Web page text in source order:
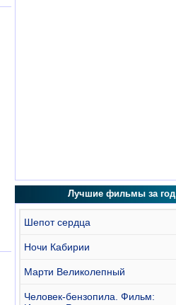
Лучшие фильмы за год
Шепот сердца
Ночи Кабирии
Марти Великолепный
Человек-бензопила. Фильм: